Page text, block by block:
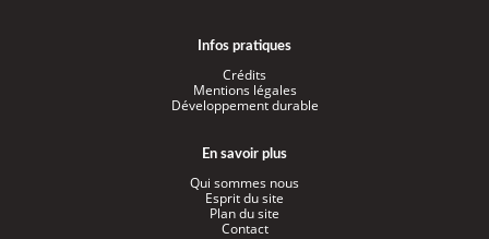
Infos pratiques
Crédits
Mentions légales
Développement durable
En savoir plus
Qui sommes nous
Esprit du site
Plan du site
Contact